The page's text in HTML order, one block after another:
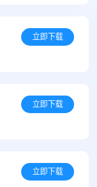
立即下载
立即下载
立即下载